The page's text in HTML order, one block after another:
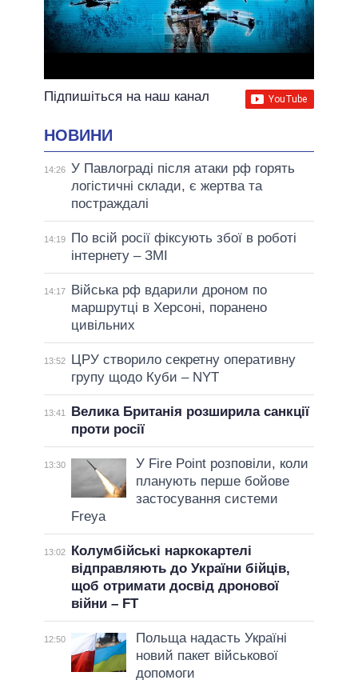
Підпишіться на наш канал
НОВИНИ
14:26 У Павлограді після атаки рф горять
логістичні склади, є жертва та
постраждалі
14:19
По всій росії фіксують збої в роботі
інтернету – ЗМІ
14:17
Війська рф вдарили дроном по
маршрутці в Херсоні, поранено
цивільних
13:52
ЦРУ створило секретну оперативну
групу щодо Куби – NYT
13:41
Велика Британія розширила санкції
проти росії
13:30
У Fire Point розповіли, коли
планують перше бойове
застосування системи
Freya
13:02
Колумбійські наркокартелі
відправляють до України бійців,
щоб отримати досвід дронової
війни – FT
12:50
Польща надасть Україні
новий пакет військової
допомоги